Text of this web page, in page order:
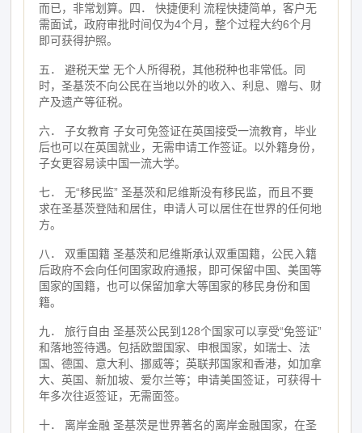
而已，非常划算。 四． 快捷便利 流程快捷简单，客户无
需面试，政府审批时间仅为4个月，整个过程大约6个月
即可获得护照。
五． 避税天堂 无个人所得税，其他税种也非常低。同
时，圣基茨不向公民在当地以外的收入、利息、赠与、财
产及遗产等征税。
六． 子女教育 子女可免签证在英国接受一流教育，毕业
后也可以在英国就业，无需申请工作签证。以外籍身份，
子女更容易读中国一流大学。
七． 无“移民监” 圣基茨和尼维斯没有移民监，而且不要
求在圣基茨登陆和居住，申请人可以居住在世界的任何地
方。
八． 双重国籍 圣基茨和尼维斯承认双重国籍，公民入籍
后政府不会向任何国家政府通报，即可保留中国、美国等
国家的国籍，也可以保留加拿大等国家的移民身份和国
籍。
九． 旅行自由 圣基茨公民到128个国家可以享受“免签证”
和落地签待遇。包括欧盟国家、申根国家，如瑞士、法
国、德国、意大利、挪威等；英联邦国家和香港，如加拿
大、英国、新加坡、爱尔兰等；申请美国签证，可获得十
年多次往返签证，无需面签。
十． 离岸金融 圣基茨是世界著名的离岸金融国家，在圣